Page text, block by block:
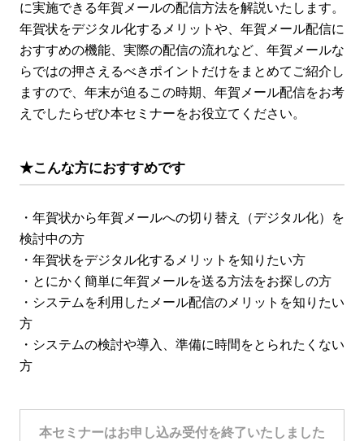
に実施できる年賀メールの配信方法を解説いたします。
年賀状をデジタル化するメリットや、年賀メール配信に
おすすめの機能、実際の配信の流れなど、年賀メールな
らではの押さえるべきポイントだけをまとめてご紹介し
ますので、年末が迫るこの時期、年賀メール配信をお考
えでしたらぜひ本セミナーをお役立てください。
★こんな方におすすめです
・年賀状から年賀メールへの切り替え（デジタル化）を
検討中の方
・年賀状をデジタル化するメリットを知りたい方
・とにかく簡単に年賀メールを送る方法をお探しの方
・システムを利用したメール配信のメリットを知りたい
方
・システムの検討や導入、準備に時間をとられたくない
方
本セミナーはお申し込み受付を終了いたしました